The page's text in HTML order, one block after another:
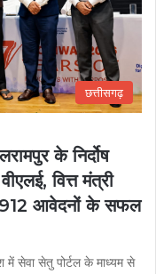
छत्तीसगढ़
के निर्दोष
वित्त मंत्री
आवेदनों के सफल
में सेवा सेतु पोर्टल के माध्यम से